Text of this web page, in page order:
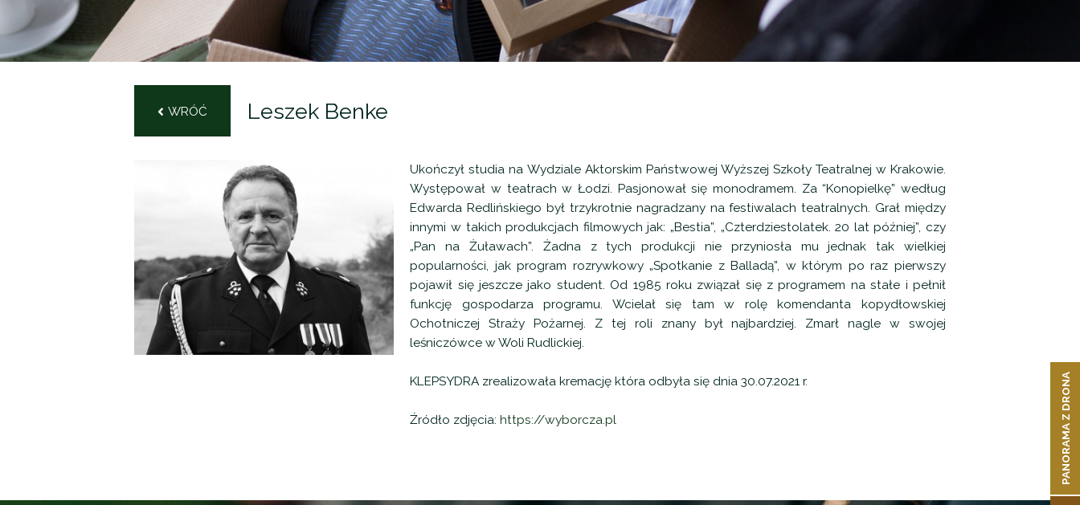
WRÓĆ Leszek Benke
Ukończył studia na Wydziale Aktorskim Państwowej Wyższej Szkoły Teatralnej w Krakowie.
Występował w teatrach w Łodzi. Pasjonował się monodramem. Za “Konopielkę” według
Edwarda Redlińskiego był trzykrotnie nagradzany na festiwalach teatralnych. Grał między
innymi w takich produkcjach filmowych jak: „Bestia”, „Czterdziestolatek. 20 lat później”, czy
„Pan na Żuławach”. Żadna z tych produkcji nie przyniosła mu jednak tak wielkiej
popularności, jak program rozrywkowy „Spotkanie z Balladą”, w którym po raz pierwszy
pojawił się jeszcze jako student. Od 1985 roku związał się z programem na stałe i pełnił
funkcję gospodarza programu. Wcielał się tam w rolę komendanta kopydłowskiej
Ochotniczej Straży Pożarnej. Z tej roli znany był najbardziej. Zmarł nagle w swojej
leśniczówce w Woli Rudlickiej.
KLEPSYDRA zrealizowała kremację która odbyła się dnia 30.07.2021 r.
Źródło zdjęcia:https://wyborcza.pl PANORAMA Z DRONA